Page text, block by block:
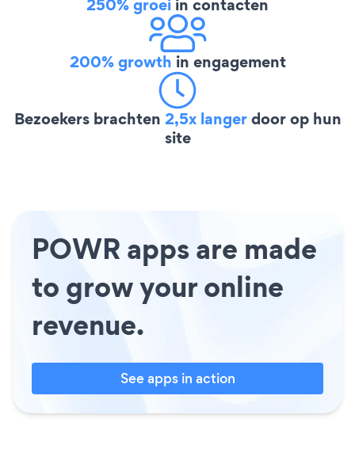
250% groei in contacten
200% growth in engagement
Bezoekers brachten 2,5x langerdoor op hun
site
POWR apps are made
to grow your online
revenue.
See apps in action